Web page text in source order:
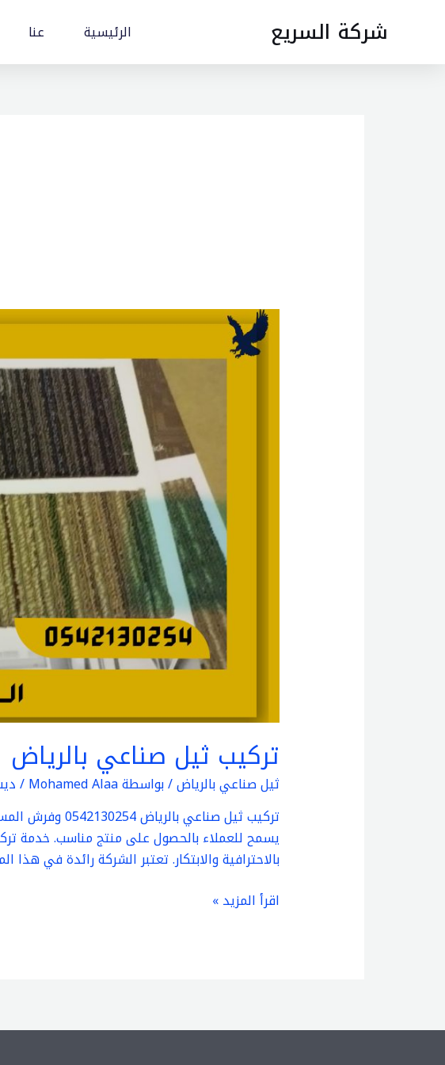
شركة السريع الرئيسية عنا
تركيب ثيل صناعي بالرياض |
ثيل صناعي بالرياض/ بواسطةMohamed Alaa
/
تركيب ثيل
يسمح للعملاء بالحصول على منتج مناسب. خدمة
بالاحترافية والابتكار. تعتبر الشركة رائدة في
تركيب
ثيل
صناعي
اقرأ المزيد »